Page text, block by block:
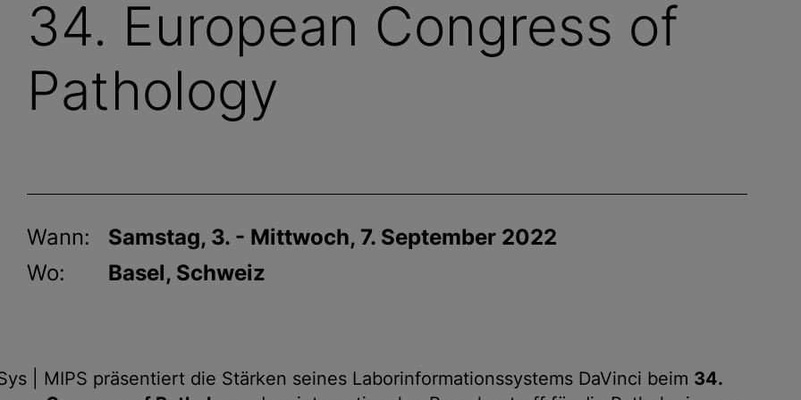
34. European Congress of
Pathology
Wann:
Samstag, 3. - Mittwoch, 7. September 2022
Wo:
Basel, Schweiz
| MIPS präsentiert die Stärken seines Laborinformationssystems DaVinci beim 34.